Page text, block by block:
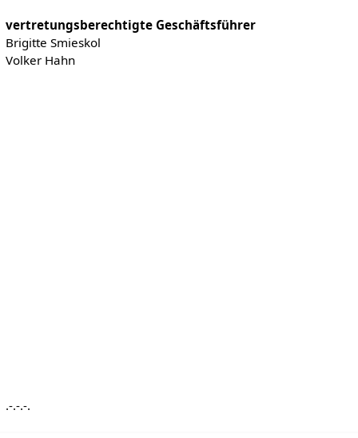
vertretungsberechtigte Geschäftsführer
Brigitte Smieskol
Volker Hahn
.-.-.-.